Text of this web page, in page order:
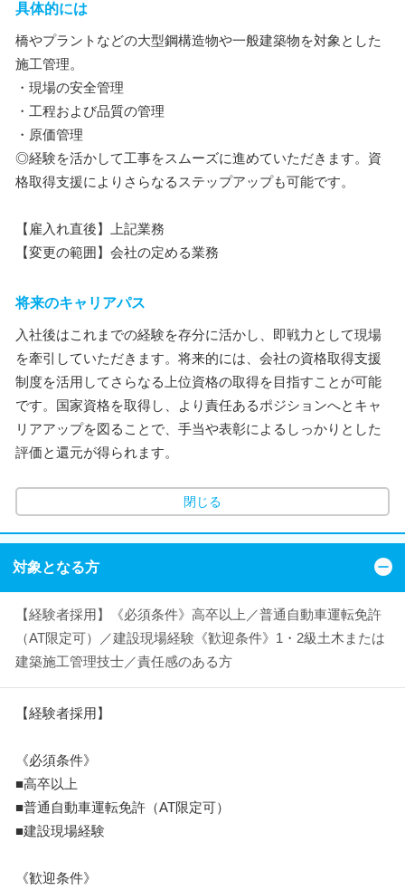
具体的には
橋やプラントなどの大型鋼構造物や一般建築物を対象とした
施工管理。
・現場の安全管理
・工程および品質の管理
・原価管理
◎経験を活かして工事をスムーズに進めていただきます。資
格取得支援によりさらなるステップアップも可能です。
【雇入れ直後】上記業務
【変更の範囲】会社の定める業務
将来のキャリアパス
入社後はこれまでの経験を存分に活かし、即戦力として現場
を牽引していただきます。将来的には、会社の資格取得支援
制度を活用してさらなる上位資格の取得を目指すことが可能
です。国家資格を取得し、より責任あるポジションへとキャ
リアアップを図ることで、手当や表彰によるしっかりとした
評価と還元が得られます。
閉じる
対象となる方
【経験者採用】《必須条件》高卒以上／普通自動車運転免許
（AT限定可）／建設現場経験《歓迎条件》1・2級土木または
建築施工管理技士／責任感のある方
【経験者採用】
《必須条件》
■高卒以上
■普通自動車運転免許（AT限定可）
■建設現場経験
《歓迎条件》